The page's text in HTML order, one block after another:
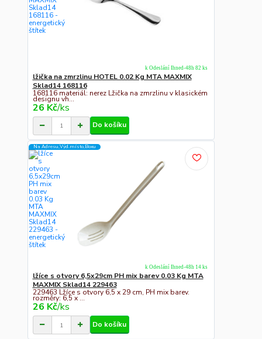
lžička na zmrzlinu HOTEL 0.02 Kg MTA MAXMIX
Sklad14 168116
168116 materiál: nerez Lžička na zmrzlinu v klasickém
designu vh...
26 Kč/ks
k Odeslání Ihned-48h 82 ks
Do košíku
Na Adresu,Výd.místo,Boxu
lžíce s otvory 6,5x29cm PH mix barev 0.03 Kg MTA
MAXMIX Sklad14 229463
229463 Lžíce s otvory 6,5 x 29 cm, PH mix barev.
rozměry: 6,5 x ...
26 Kč/ks
k Odeslání Ihned-48h 14 ks
Do košíku